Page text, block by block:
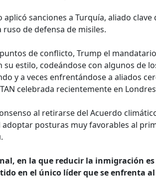
sanciones a Turquía, aliado clave
de defensa de misiles.
de conflicto, Trump el
su estilo, codeándose con algunos de
y a veces enfrentándose a aliados
celebrada recientemente en
al retirarse del Acuerdo
adoptar posturas muy favorables al
en la que reducir la inmigración
en el único líder que se enfrenta